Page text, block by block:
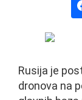
Rusija je
dronova na